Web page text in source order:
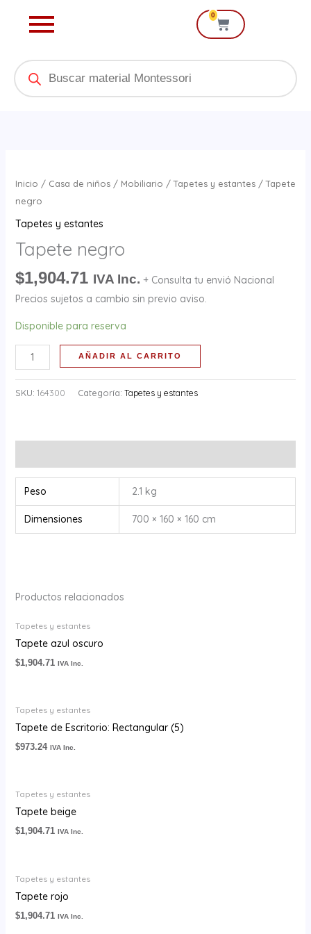
0
Cart
Products
search
Inicio / Casa de niños/ Mobiliario /Tapetes y estantes/ Tapete
negro
Tapetes y estantes
Tapete negro
$1,904.71 IVA Inc. + Consulta tu envió Nacional
Precios sujetos a cambio sin previo aviso.
Disponible para reserva
negro
cantidad
AÑADIR AL CARRITO
SKU: 164300 Categoría: Tapetes y estantes
Peso 2.1 kg
Dimensiones 700 × 160 × 160 cm
Productos relacionados
Tapetes y estantes
Tapete azul oscuro
$1,904.71 IVA Inc.
Tapetes y estantes
Tapete de Escritorio: Rectangular (5)
$973.24 IVA Inc.
Tapetes y estantes
Tapete beige
$1,904.71 IVA Inc.
Tapetes y estantes
Tapete rojo
$1,904.71 IVA Inc.